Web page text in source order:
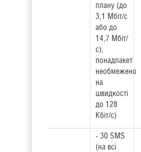
плану (до
3,1 Мбіт/с
або до
14,7 Мбіт/
с),
понадпакет
необмежено
на
швидкості
до 128
Кбіт/с)
- 30 SMS
(на всі